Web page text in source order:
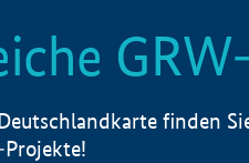
finden